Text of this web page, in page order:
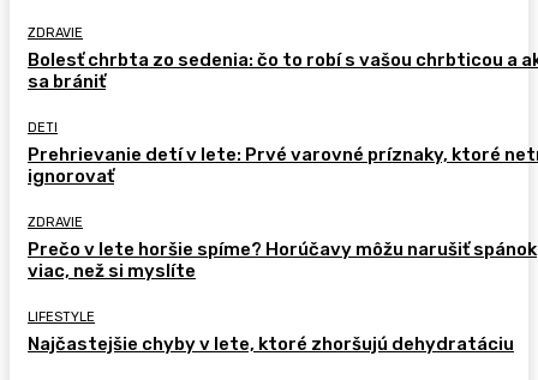
ZDRAVIE
Bolesť chrbta zo sedenia: čo to robí s vašou chrbticou a
sa brániť
DETI
Prehrievanie detí v lete: Prvé varovné príznaky, ktoré
ignorovať
ZDRAVIE
Prečo v lete horšie spíme? Horúčavy môžu narušiť spánok
viac, než si myslíte
LIFESTYLE
Najčastejšie chyby v lete, ktoré zhoršujú dehydratáciu